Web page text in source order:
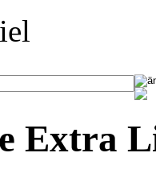
Extra